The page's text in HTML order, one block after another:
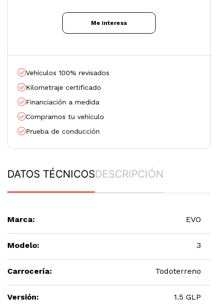
Me interesa
Vehículos 100% revisados
Kilometraje certificado
Financiación a medida
Compramos tu vehículo
Prueba de conducción
DATOS TÉCNICOSDESCRIPCIÓN
Marca: EVO
Modelo: 3
Carrocería: Todoterreno
Versión: 1.5 GLP